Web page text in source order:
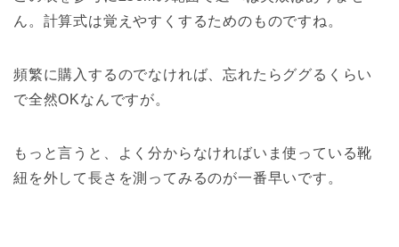
ん。計算式は覚えやすくするためのものですね。
頻繁に購入するのでなければ、忘れたらググるくらい
で全然OKなんですが。
もっと言うと、よく分からなければいま使っている靴
紐を外して長さを測ってみるのが一番早いです。